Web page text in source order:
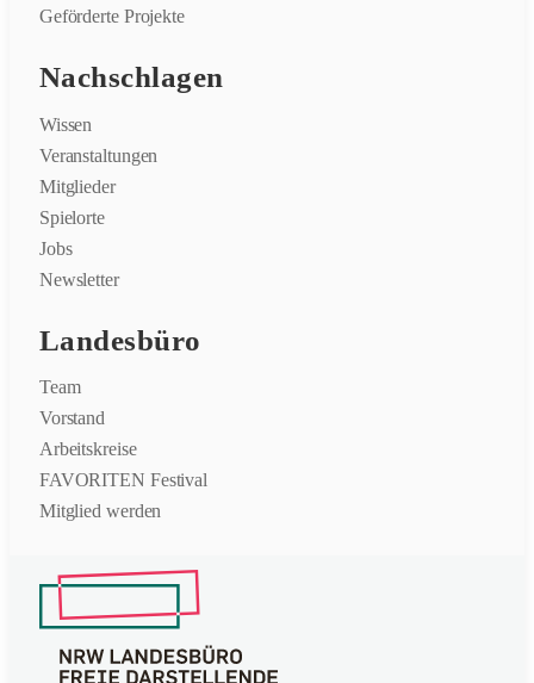
Geförderte Projekte
Nachschlagen
Wissen
Veranstaltungen
Mitglieder
Spielorte
Jobs
Newsletter
Landesbüro
Team
Vorstand
Arbeitskreise
FAVORITEN Festival
Mitglied werden